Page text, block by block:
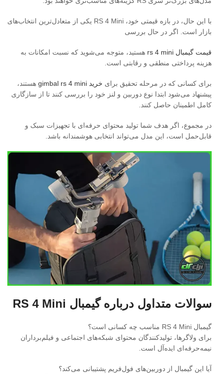
با این حال، در بازه قیمتی خود، RS 4 Mini یکی از متعادل‌ترین انتخاب‌های
بازار است. اگر در حال بررسی
قیمت گیمبال rs 4 mini
هستید، متوجه می‌شوید که نسبت امکانات به
هزینه پرداختی منطقی و رقابتی است.
برای کسانی که در مرحله تحقیق برای خرید gimbal rs 4 mini
هستند،
پیشنهاد می‌شود ابتدا نوع دوربین و لنز خود را بررسی کنند تا از سازگاری
کامل اطمینان حاصل کنند.
در مجموع، اگر هدف شما تولید محتوای حرفه‌ای با تجهیزات سبک و
قابل‌حمل است، این مدل می‌تواند انتخابی هوشمندانه باشد.
سوالات متداول درباره گیمبال RS 4 Mini
گیمبال RS 4 Mini مناسب چه کسانی است؟
برای ولاگرها، تولیدکنندگان محتوای شبکه‌های اجتماعی و فیلم‌برداران
نیمه‌حرفه‌ای ایده‌آل است.
آیا این گیمبال از دوربین‌های فول‌فریم پشتیبانی می‌کند؟